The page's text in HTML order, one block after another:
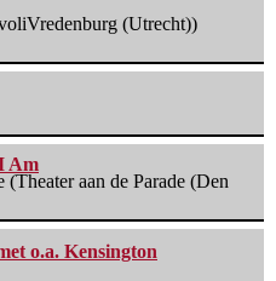
(Utrecht))
Am
(Theater aan de Parade (Den
o.a. Kensington